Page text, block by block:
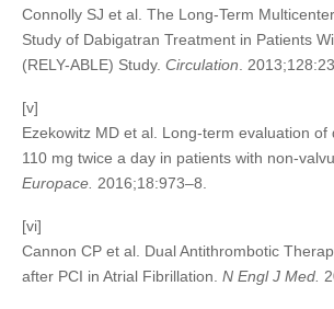
Connolly SJ et al. The Long-Term
Study of Dabigatran Treatment in Patients
(RELY-ABLE) Study. Circulation.
[v]
Ezekowitz MD et al. Long-term evaluation of
110 mg twice a day in patients with non-
Europace. 2016;18:973–8.
[vi]
Cannon CP et al. Dual Antithrombotic
after PCI in Atrial Fibrillation. N Engl J Med.